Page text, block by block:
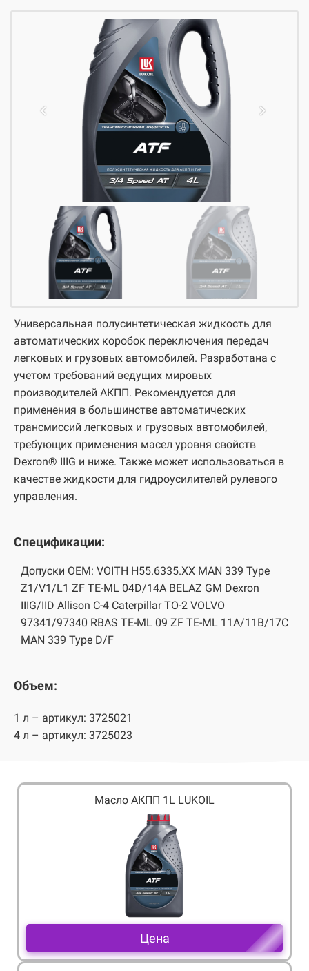
Универсальная полусинтетическая жидкость для
автоматических коробок переключения передач
легковых и грузовых автомобилей. Разработана с
учетом требований ведущих мировых
производителей АКПП. Рекомендуется для
применения в большинстве автоматических
трансмиссий легковых и грузовых автомобилей,
требующих применения масел уровня свойств
Dexron® IIIG и ниже. Также может использоваться в
качестве жидкости для гидроусилителей рулевого
управления.
Спецификации:
Допуски OEM: VOITH H55.6335.XX MAN 339 Type
Z1/V1/L1 ZF TE-ML 04D/14A BELAZ GM Dexron
IIIG/IID Allison C-4 Caterpillar TO-2 VOLVO
97341/97340 RBAS TE-ML 09 ZF TE-ML 11A/11B/17C
MAN 339 Type D/F
Объем:
1 л – артикул: 3725021
4 л – артикул: 3725023
Масло АКПП 1L LUKOIL
Цена